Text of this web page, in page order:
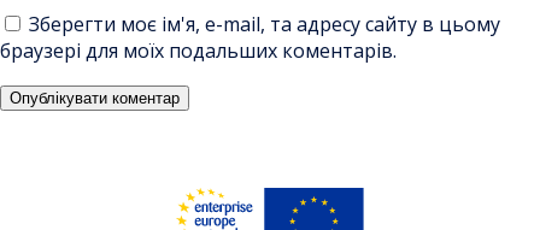
Зберегти моє ім'я, e-mail, та адресу сайту в цьому
браузері для моїх подальших коментарів.